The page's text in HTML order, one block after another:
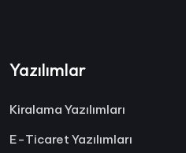
Yazılımlar
Kiralama Yazılımları
E-Ticaret Yazılımları